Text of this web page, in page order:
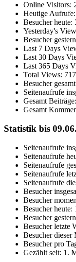
Online Visitors:
Heutige Aufrufe:
Besucher heute:
Yesterday's
Besucher
Last 7 Days
Last 30 Days
Last 365 Days
Total Views:
Besucher
Seitenaufrufe
Gesamt Beiträge:
Gesamt
Statistik bis
Seitenaufrufe
Seitenaufrufe
Seitenaufrufe
Seitenaufrufe
Seitenaufrufe
Besucher
Besucher
Besucher heute:
Besucher
Besucher letzte
Besucher dieser
Besucher pro
Gezählt seit: 1.